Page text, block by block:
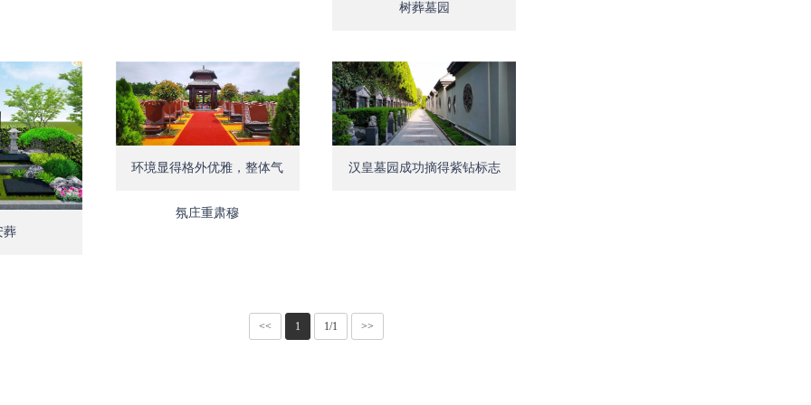
树葬墓园
葬
Open 环境显得格外优雅，整体气
氛庄重肃穆
Open
汉皇墓园成功摘得紫钻标志
<< 1 1/1 >>